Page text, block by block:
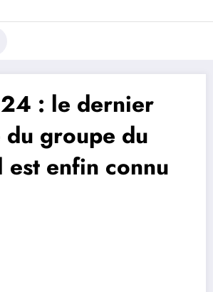
Trivela
L'actualité du football
: le dernier
du groupe du
est enfin connu